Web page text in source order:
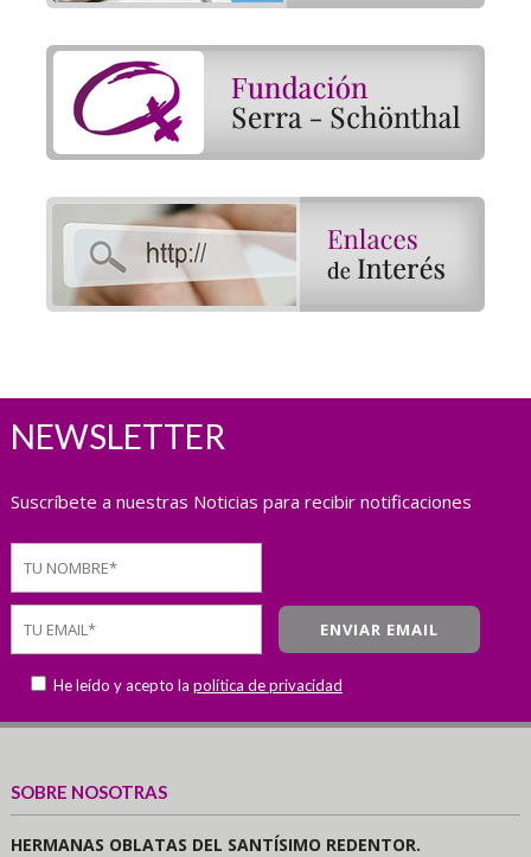
NEWSLETTER
Suscríbete a nuestras Noticias para recibir notificaciones
He leído y acepto la política de privacidad
SOBRE NOSOTRAS
HERMANAS OBLATAS DEL SANTÍSIMO REDENTOR.